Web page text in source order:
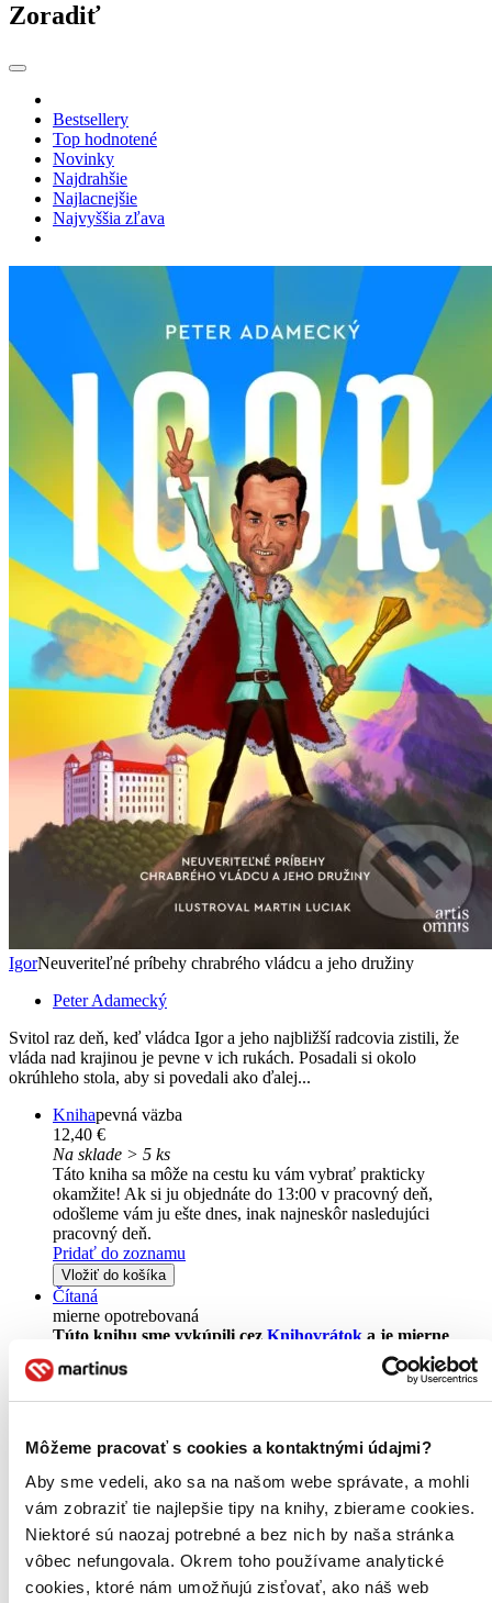
Môžeme pracovať s cookies a kontaktnými údajmi?
Aby sme vedeli, ako sa na našom webe správate, a mohli
vám zobraziť tie najlepšie tipy na knihy, zbierame cookies.
Niektoré sú naozaj potrebné a bez nich by naša stránka
vôbec nefungovala. Okrem toho používame analytické
cookies, ktoré nám umožňujú zisťovať, ako náš web
Zoradiť
Bestsellery
Top hodnotené
Novinky
Najdrahšie
Najlacnejšie
Najvyššia zľava
IgorNeuveriteľné príbehy chrabrého vládcu a jeho družiny
Peter Adamecký
Svitol raz deň, keď vládca Igor a jeho najbližší radcovia zistili, že
vláda nad krajinou je pevne v ich rukách. Posadali si okolo
okrúhleho stola, aby si povedali ako ďalej...
Knihapevná väzba
12,40 €
Na sklade > 5 ks
Táto kniha sa môže na cestu ku vám vybrať prakticky
okamžite! Ak si ju objednáte do 13:00 v pracovný deň,
odošleme vám ju ešte dnes, inak najneskôr nasledujúci
pracovný deň.
Pridať do zoznamu
Vložiť do košíka
Čítaná
mierne opotrebovaná
Túto knihu sme vykúpili cez Knihovrátok a je mierne
Na tejto knihe už síce poznať, že ju niekto
čítal, môže jej chýbať prebal, nie je však poškodená tak, aby
7,30 €
Tento produkt síce máme aktuálne na sklade, máme však už
iba posledné kusy a ďalšie už nemá ani distribútor, preto je
možné, že bude onedlho úplne vypredaný. Ak ho chcete mať,
ponáhľajte sa!
Vložiť do košíka